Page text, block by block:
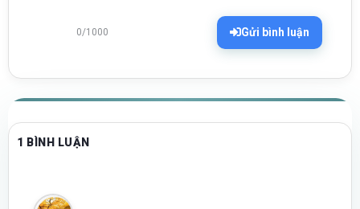
0/1000 Gửi bình luận
1 BÌNH LUẬN